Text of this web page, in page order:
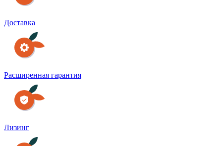
Доставка
Расширенная гарантия
Лизинг